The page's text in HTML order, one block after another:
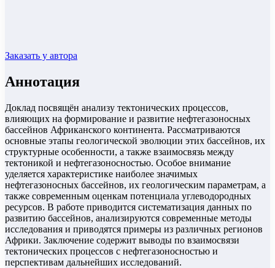
Заказать у автора
Аннотация
Доклад посвящён анализу тектонических процессов,
влияющих на формирование и развитие нефтегазоносных
бассейнов Африканского континента. Рассматриваются
основные этапы геологической эволюции этих бассейнов, их
структурные особенности, а также взаимосвязь между
тектоникой и нефтегазоносностью. Особое внимание
уделяется характеристике наиболее значимых
нефтегазоносных бассейнов, их геологическим параметрам, а
также современным оценкам потенциала углеводородных
ресурсов. В работе приводится систематизация данных по
развитию бассейнов, анализируются современные методы
исследования и приводятся примеры из различных регионов
Африки. Заключение содержит выводы по взаимосвязи
тектонических процессов с нефтегазоносностью и
перспективам дальнейших исследований.